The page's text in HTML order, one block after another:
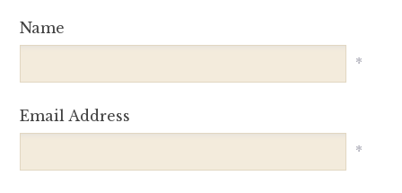
Name
*
Email Address
*